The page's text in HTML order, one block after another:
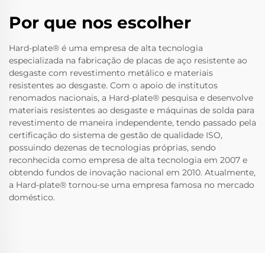
Por que nos escolher
Hard-plate® é uma empresa de alta tecnologia
especializada na fabricação de placas de aço resistente ao
desgaste com revestimento metálico e materiais
resistentes ao desgaste. Com o apoio de institutos
renomados nacionais, a Hard-plate® pesquisa e desenvolve
materiais resistentes ao desgaste e máquinas de solda para
revestimento de maneira independente, tendo passado pela
certificação do sistema de gestão de qualidade ISO,
possuindo dezenas de tecnologias próprias, sendo
reconhecida como empresa de alta tecnologia em 2007 e
obtendo fundos de inovação nacional em 2010. Atualmente,
a Hard-plate® tornou-se uma empresa famosa no mercado
doméstico.